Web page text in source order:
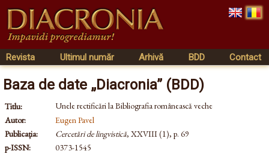
Revista Ultimul număr Arhivă BDD Contact
Baza de date „Diacronia” (BDD)
Titlu:
Unele rectificări la Bibliografia românească veche
Autor:
Eugen Pavel
Publicația:
Cercetări de lingvistică, XXVIII (1), p. 69
p-ISSN:
0373-1545